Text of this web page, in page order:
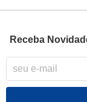
Receba